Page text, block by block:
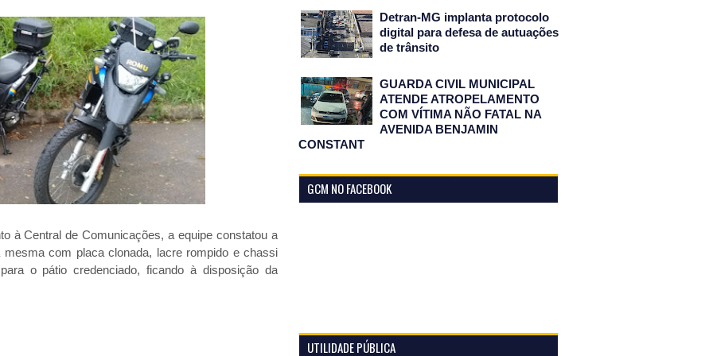
à Central de Comunicações, a equipe constatou a
com placa clonada, lacre rompido e chassi
o pátio credenciado, ficando à disposição da
Detran-MG implanta protocolo
digital para defesa de autuações
de trânsito
GUARDA CIVIL MUNICIPAL
ATENDE ATROPELAMENTO
COM VÍTIMA NÃO FATAL NA
AVENIDA BENJAMIN
CONSTANT
GCM NO FACEBOOK
UTILIDADE PÚBLICA